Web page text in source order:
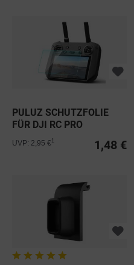
PULUZ SCHUTZFOLIE
FÜR DJI RC PRO
1,48 €
UVP: 2,95 € 1